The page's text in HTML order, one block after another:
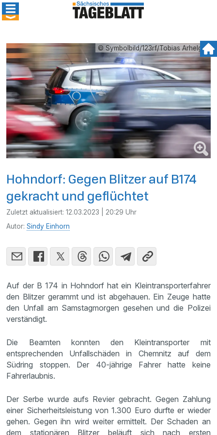
© Symbolbild/123rf/Tobias Arhelger
Hohndorf: Gegen Blitzer auf B174
gekracht und geflüchtet
Zuletzt aktualisiert:12.03.2023 | 20:29 Uhr
Autor:Sindy Einhorn
Auf der B 174 in Hohndorf hat ein Kleintransporterfahrer
den Blitzer gerammt und ist abgehauen. Ein Zeuge hatte
den Unfall am Samstagmorgen gesehen und die Polizei
verständigt.
Die Beamten konnten den Kleintransporter mit
entsprechenden Unfallschäden in Chemnitz auf dem
Südring stoppen. Der 40-jährige Fahrer hatte keine
Fahrerlaubnis.
Der Serbe wurde aufs Revier gebracht. Gegen Zahlung
einer Sicherheitsleistung von 1.300 Euro durfte er wieder
gehen. Gegen ihn wird weiter ermittelt. Der Schaden an
dem stationären Blitzer beläuft sich nach ersten